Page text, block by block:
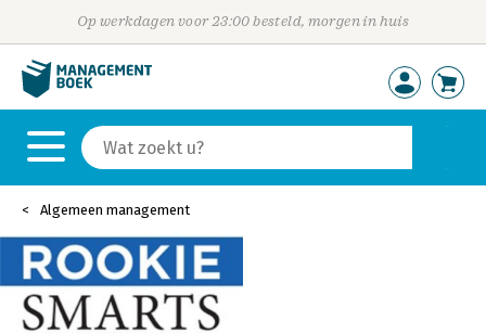
Op werkdagen voor 23:00 besteld, morgen in huis
Algemeen management